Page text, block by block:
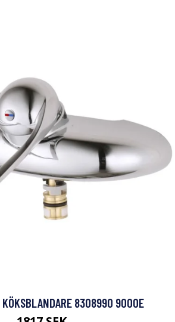
KÖKSBLANDARE 8308990 9000E